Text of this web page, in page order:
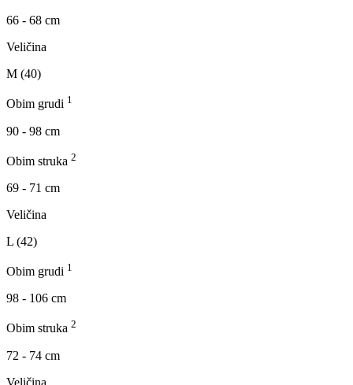
66 - 68 cm
Veličina
M (40)
Obim grudi 1
90 - 98 cm
Obim struka 2
69 - 71 cm
Veličina
L (42)
Obim grudi 1
98 - 106 cm
Obim struka 2
72 - 74 cm
Veličina